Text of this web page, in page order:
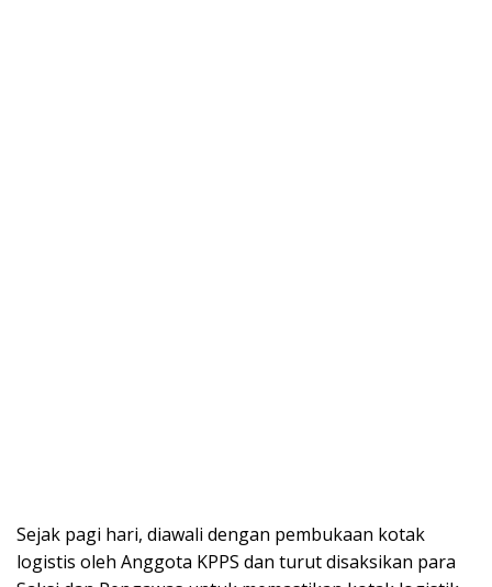
Sejak pagi hari, diawali dengan pembukaan kotak
logistis oleh Anggota KPPS dan turut disaksikan para